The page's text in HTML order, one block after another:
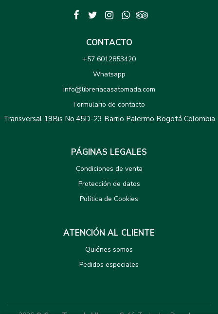
CONTACTO
+57 6012853420
Whatsapp
info@libreriacasatomada.com
Formulario de contacto
Transversal 19Bis No.45D-23 Barrio Palermo Bogotá Colombia
PÁGINAS LEGALES
Condiciones de venta
Protección de datos
Política de Cookies
ATENCIÓN AL CLIENTE
Quiénes somos
Pedidos especiales